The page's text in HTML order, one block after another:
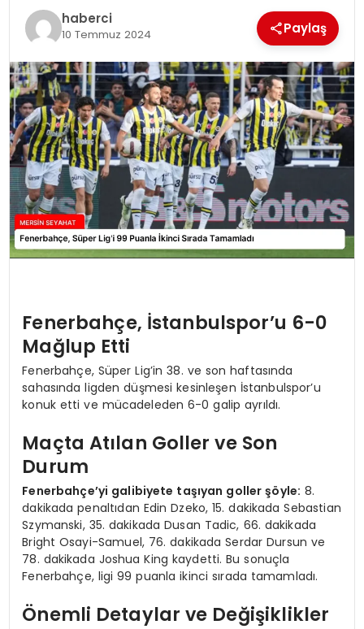
haberci
10 Temmuz 2024 Paylaş
Fenerbahçe, İstanbulspor’u 6-0
Mağlup Etti
Fenerbahçe, Süper Lig’in 38. ve son haftasında
sahasında ligden düşmesi kesinleşen İstanbulspor’u
konuk etti ve mücadeleden 6-0 galip ayrıldı.
Maçta Atılan Goller ve Son
Durum
Fenerbahçe’yi galibiyete taşıyan goller şöyle: 8.
dakikada penaltıdan Edin Dzeko, 15. dakikada Sebastian
Szymanski, 35. dakikada Dusan Tadic, 66. dakikada
Bright Osayi-Samuel, 76. dakikada Serdar Dursun ve
78. dakikada Joshua King kaydetti. Bu sonuçla
Fenerbahçe, ligi 99 puanla ikinci sırada tamamladı.
Önemli Detaylar ve Değişiklikler